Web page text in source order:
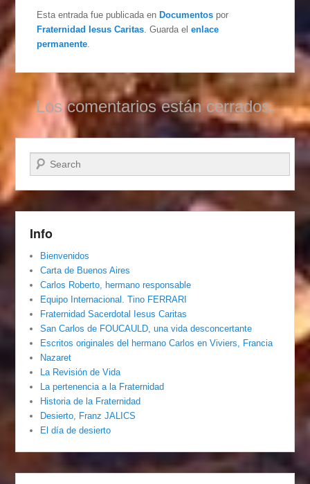
Esta entrada fue publicada en Documentos por
Fraternidad Iesus Caritas . Guarda elenlace
permanente
Los comentarios están cerrados.
Buscar
Info
Bienvenidos
Carta de Buenos Aires
Carlos Roberto, hermano responsable
Equipo Internacional. Tino FERRARI
Fraternidad Sacerdotal Iesus Caritas
San Carlos de FOUCAULD, una vida desconcertante
Escritos originales del hermano Carlos en Viviers, Francia
Nazaret
La Revisión de Vida
La pertenencia a la Fraternidad
Historia de la Fraternidad
Desierto, Franz JALICS
El día de desierto